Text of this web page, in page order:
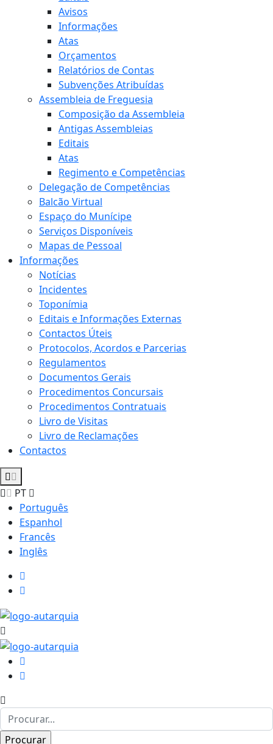
Avisos
Informações
Atas
Orçamentos
Relatórios de Contas
Subvenções Atribuídas
Assembleia de Freguesia
Composição da Assembleia
Antigas Assembleias
Editais
Atas
Regimento e Competências
Delegação de Competências
Balcão Virtual
Espaço do Munícipe
Serviços Disponíveis
Mapas de Pessoal
Informações
Notícias
Incidentes
Toponímia
Editais e Informações Externas
Contactos Úteis
Protocolos, Acordos e Parcerias
Regulamentos
Documentos Gerais
Procedimentos Concursais
Procedimentos Contratuais
Livro de Visitas
Livro de Reclamações
Contactos
PT
Português
Espanhol
Francês
Inglês